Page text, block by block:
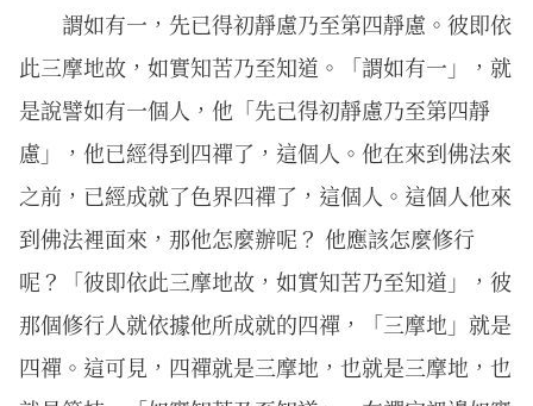
謂如有一，先已得初靜慮乃至第四靜慮。彼即依
此三摩地故，如實知苦乃至知道。「謂如有一」，就
是說譬如有一個人，他「先已得初靜慮乃至第四靜
慮」，他已經得到四禪了，這個人。他在來到佛法來
之前，已經成就了色界四禪了，這個人。這個人他來
到佛法裡面來，那他怎麼辦呢？ 他應該怎麼修行
呢？「彼即依此三摩地故，如實知苦乃至知道」，彼
那個修行人就依據他所成就的四禪，「三摩地」就是
四禪。這可見，四禪就是三摩地，也就是三摩地，也